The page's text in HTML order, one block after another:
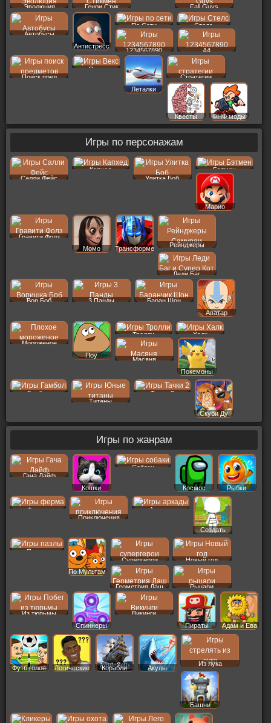
Эволюция Генри Стик
Fall Guys
Автобусы
Антистресс
По Сети Стелс
1234567890 A4
Поиск пред
Векс
Леталки
Стратегии
Квесты ФНФ моды
Игры по персонажам
Салли Фейс
Капхед
Улитка Боб
Бэтмен
Марио
Гравити Фолз
Момо
Трансформеры
Рейнджеры
Леди Баг
Вор Боб 3 Панды
Баран Шон
Аватар
Мороженое
Поу
Тролли Халк
Масяня
Покемоны
Гамбол
Титаны
Тачки 2
Скуби Ду
Игры по жанрам
Гача Лайф
Кошки
Собаки
Космос Рыбки
Ферма
Приключения
Аркады
Создать
Пер
Пазлы
По Мультам
Супергерои Новый год
Геометрия Даш Рыцари
Из тюрьмы
Спиннеры
Викинги
Пираты
Адам и Ева
Футб голов Логические Корабли Акулы
Из лука
Башни